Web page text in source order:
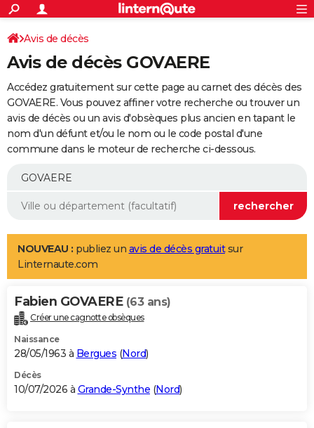
ACTUALITÉS
Politique
Société
Faits Divers
Education
Monde
Villes
+
SPORT
Coupe du monde 2026
Football
Tennis
Cyclisme
Rugby
Forum
Programme TV
TNT
Streaming
Cinéma
Sorties cinéma
Musique
+
FINANCE
Retraite
Epargne
Immobilier
Risques naturels par ville
Banque
Assurance
AUTO
Essais
Réserver un essai
Citadines
Berlines
SUV
Forum auto
+
Mobiles
Meilleur smartphone
Internet
Ordinateurs
Jeux vidéo
Guide high-tech
Aménagement intérieur
LIFESTYLE
Art de vivre
Bien-être
Loisirs
Mode
Modes de vie
Alimentation
Guide de la santé
Maladies
Médicaments
Sommeil
VOYAGE
Destinations
City break
Voyage nature
Voyage de noces
Forum
Climat
+PHOTO
GUIDES D'ACHAT
BONS PLANS
Avis de décès
Avis de décès GOVAERE
Accédez gratuitement sur cette page au carnet des décès des
GOVAERE. Vous pouvez affiner votre recherche ou trouver un
avis de décès ou un avis d'obsèques plus ancien en tapant le
nom d'un défunt et/ou le nom ou le code postal d'une
commune dans le moteur de recherche ci-dessous.
NOUVEAU : publiez un avis de décès gratuitsur
Linternaute.com
Fabien GOVAERE (63 ans)
Créer une cagnotte obsèques
Naissance
28/05/1963 à Bergues (Nord)
Décès
10/07/2026 à Grande-Synthe (Nord)